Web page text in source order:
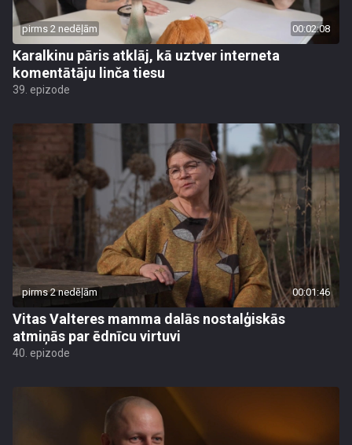
pirms 2 nedēļām 00:02:08
Karalkinu pāris atklāj, kā uztver interneta
komentātāju linča tiesu
39. epizode
pirms 2 nedēļām 00:01:46
Vitas Valteres mamma dalās nostalģiskās
atmiņās par ēdnīcu virtuvi
40. epizode